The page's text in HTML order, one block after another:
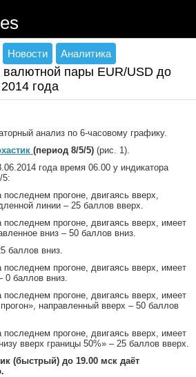
Новости Аналитика
валютной пары EUR/USD до
года
анализ по 6-часовому графику.
(период 8/5/5) (рис. 1).
года время 06.00 у индикатора
5:
прогоне, двигаясь вверх,
линии – 25 баллов вверх.
прогоне, двигаясь вверх, имеет
вниз – 50 баллов вниз.
баллов вниз.
прогоне, двигаясь вверх, имеет
0 баллов вниз.
прогоне, двигаясь вверх, имеет
направленный вверх – 50 баллов
прогоне, двигаясь вверх, имеет
вверх границы 50%» – 25 баллов вверх.
(быстрый) до 19.00 мск даёт